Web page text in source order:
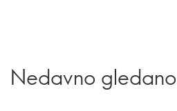
Nedavno gledano